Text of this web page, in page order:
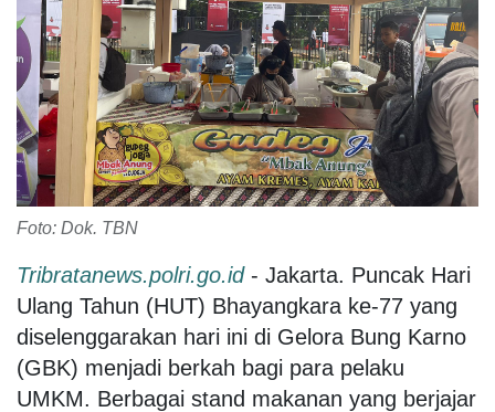
Foto: Dok. TBN
Tribratanews.polri.go.id- Jakarta. Puncak Hari
Ulang Tahun (HUT) Bhayangkara ke-77 yang
diselenggarakan hari ini di Gelora Bung Karno
(GBK) menjadi berkah bagi para pelaku
UMKM. Berbagai stand makanan yang berjajar